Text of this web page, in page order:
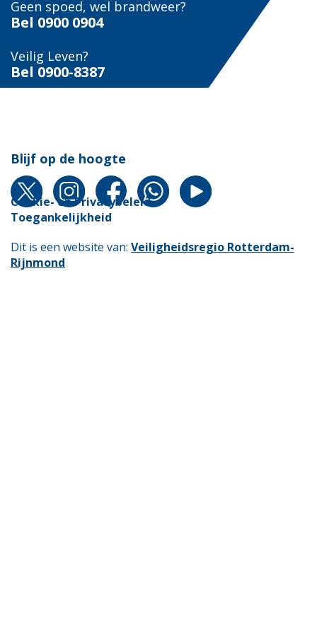
Geen spoed, wel brandweer?
Bel 0900 0904
Veilig Leven?
Bel 0900-8387
Blijf op de hoogte
Cookie- en Privacybeleid
Toegankelijkheid
Dit is een website van: Veiligheidsregio Rotterdam-
Rijnmond